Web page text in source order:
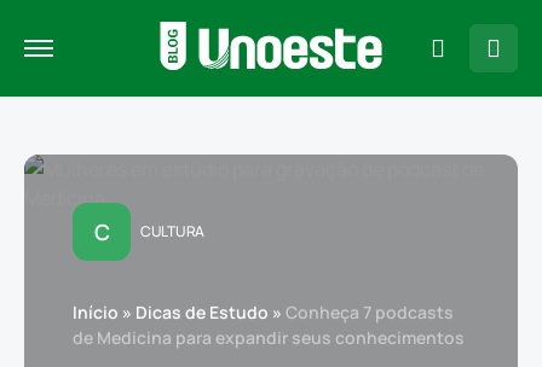
C CULTURA
Início » Dicas de Estudo » Conheça 7 podcasts
de Medicina para expandir seus conhecimentos